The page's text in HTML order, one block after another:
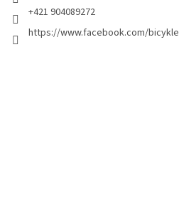
+421 904089272
https://www.facebook.com/bicykle